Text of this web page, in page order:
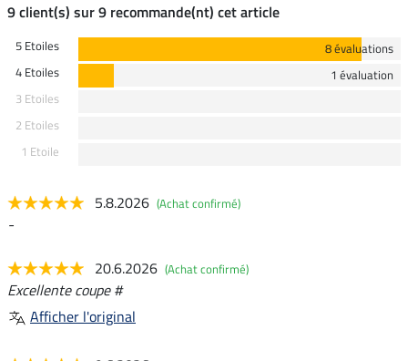
9 client(s) sur 9 recommande(nt) cet article
5 Etoiles
8 évaluations
4 Etoiles
1 évaluation
3 Etoiles
2 Etoiles
1 Etoile
5.8.2026 (Achat confirmé)
-
20.6.2026 (Achat confirmé)
Excellente coupe #
Afficher l'original